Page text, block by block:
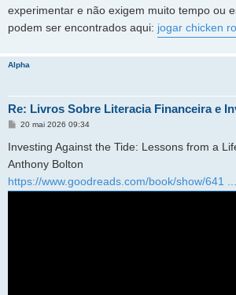
experimentar e não exigem muito tempo ou
podem ser encontrados aqui: jogar chicken
Alpha
Re: Livros Sobre Literacia Financeira e
M
s
a
g
e
m
20 mai 2026 09:34
Investing Against the Tide: Lessons from a
Anthony Bolton
https://www.goodreads.com/book/show/641